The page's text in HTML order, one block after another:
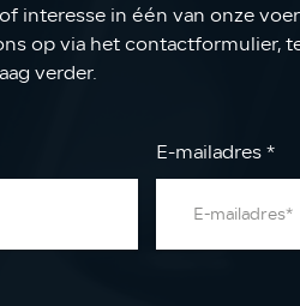
interesse in één van onze
op via het contactformulier,
verder.
E-mailadres*